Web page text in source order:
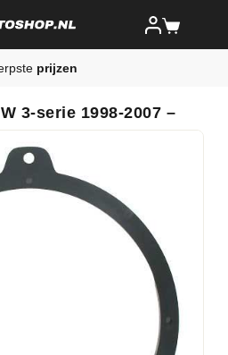
prijzen
3-serie 1998-2007 –